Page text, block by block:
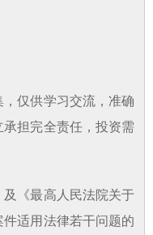
仅供学习交流，准确
担完全责任，投资需
《最高人民法院关于
适用法律若干问题的